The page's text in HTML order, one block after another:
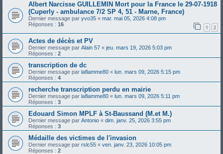
Albert Narcisse GUILLEMIN Mort pour la France le 29-07-1918
(Cuperly - ambulance 7/2 SP 4, 51 - Marne, France)
Dernier message par yvo35 « mar. mai 05, 2026 4:08 pm
Réponses : 16 1 2
Actes de décès et PV
Dernier message par Alain 57 « jeu. mars 19, 2026 5:03 pm
Réponses : 2
transcription de dc
Dernier message par laflamme80 « lun. mars 09, 2026 5:15 pm
Réponses : 4
recherche transcription perdu en mairie
Dernier message par laflamme80 « lun. mars 09, 2026 5:11 pm
Réponses : 3
Edouard Simon MPLF à St-Baussand (M.et M.)
Dernier message par Antonio « dim. janv. 25, 2026 3:55 pm
Réponses : 3
Médaille des victimes de l'invasion
Dernier message par rslc55 « ven. janv. 23, 2026 10:05 pm
Réponses : 2